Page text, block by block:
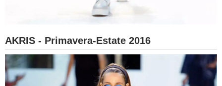
AKRIS - Primavera-Estate 2016